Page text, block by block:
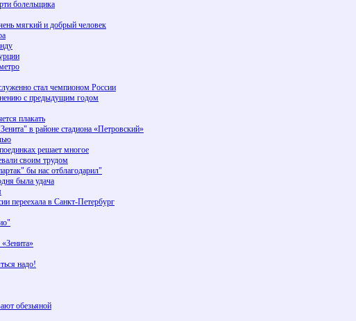
болельщика
мягкий и добрый человек
стал чемпионом России
с предыдущим годом
плакать
в районе стадиона «Петровский»
решает многое
своим трудом
бы нас отблагодарил"
была удача
переехала в Санкт-Петербург
надо!
обезьяной